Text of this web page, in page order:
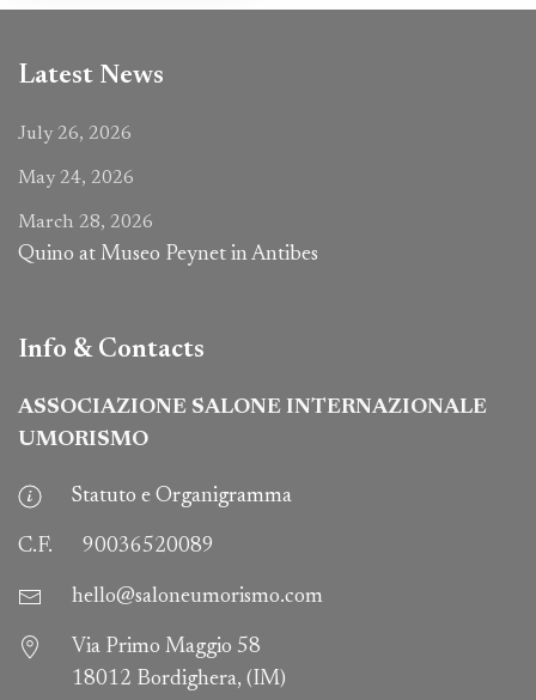
Latest News
July 26, 2026
May 24, 2026
March 28, 2026
Quino at Museo Peynet in Antibes
Info & Contacts
ASSOCIAZIONE SALONE INTERNAZIONALE
UMORISMO
Statuto e Organigramma
C.F. 90036520089
hello@saloneumorismo.com
Via Primo Maggio 58
18012 Bordighera, (IM)